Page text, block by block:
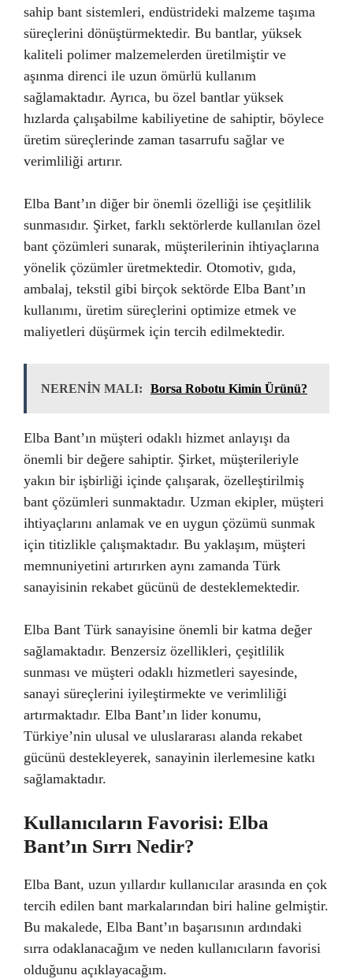
sahip bant sistemleri, endüstrideki malzeme taşıma
süreçlerini dönüştürmektedir. Bu bantlar, yüksek
kaliteli polimer malzemelerden üretilmiştir ve
aşınma direnci ile uzun ömürlü kullanım
sağlamaktadır. Ayrıca, bu özel bantlar yüksek
hızlarda çalışabilme kabiliyetine de sahiptir, böylece
üretim süreçlerinde zaman tasarrufu sağlar ve
verimliliği artırır.
Elba Bant’ın diğer bir önemli özelliği ise çeşitlilik
sunmasıdır. Şirket, farklı sektörlerde kullanılan özel
bant çözümleri sunarak, müşterilerinin ihtiyaçlarına
yönelik çözümler üretmektedir. Otomotiv, gıda,
ambalaj, tekstil gibi birçok sektörde Elba Bant’ın
kullanımı, üretim süreçlerini optimize etmek ve
maliyetleri düşürmek için tercih edilmektedir.
NERENİN MALI: Borsa Robotu Kimin Ürünü?
Elba Bant’ın müşteri odaklı hizmet anlayışı da
önemli bir değere sahiptir. Şirket, müşterileriyle
yakın bir işbirliği içinde çalışarak, özelleştirilmiş
bant çözümleri sunmaktadır. Uzman ekipler, müşteri
ihtiyaçlarını anlamak ve en uygun çözümü sunmak
için titizlikle çalışmaktadır. Bu yaklaşım, müşteri
memnuniyetini artırırken aynı zamanda Türk
sanayisinin rekabet gücünü de desteklemektedir.
Elba Bant Türk sanayisine önemli bir katma değer
sağlamaktadır. Benzersiz özellikleri, çeşitlilik
sunması ve müşteri odaklı hizmetleri sayesinde,
sanayi süreçlerini iyileştirmekte ve verimliliği
artırmaktadır. Elba Bant’ın lider konumu,
Türkiye’nin ulusal ve uluslararası alanda rekabet
gücünü destekleyerek, sanayinin ilerlemesine katkı
sağlamaktadır.
Kullanıcıların Favorisi: Elba
Bant’ın Sırrı Nedir?
Elba Bant, uzun yıllardır kullanıcılar arasında en çok
tercih edilen bant markalarından biri haline gelmiştir.
Bu makalede, Elba Bant’ın başarısının ardındaki
sırra odaklanacağım ve neden kullanıcıların favorisi
olduğunu açıklayacağım.